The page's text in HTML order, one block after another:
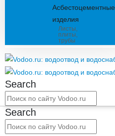
Асбестоцементные
изделия
Листы,
плиты,
трубы
Search
Search